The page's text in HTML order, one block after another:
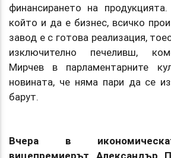
финансирането на
който и да е бизнес, всичко
завод е с готова реализация,
изключително печеливш,
Мирчев в парламентарните
новината, че няма пари да се
барут.
Вчера в